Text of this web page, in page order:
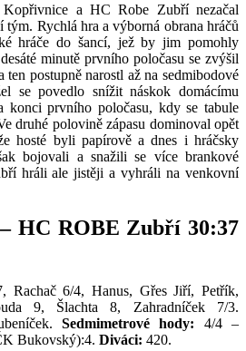
a HC Robe Zubří nezačal
Rychlá hra a výborná obrana hráčů
hráče do šancí, jež by jim pomohly
minutě prvního poločasu se zvýšil
postupně narostl až na sedmibodové
se povedlo snížit náskok domácímu
konci prvního poločasu, kdy se tabule
druhé polovině zápasu dominoval opět
hosté byli papírově a dnes i hráčsky
bojovali a snažili se více brankové
hráli ale jistěji a vyhráli na venkovní
HC ROBE Zubří 30:37
Rachač 6/4, Hanus, Gřes Jiří, Petřík,
9, Šlachta 8, Zahradníček 7/3.
Sedmimetrové hody: 4/4 –
Bukovský):4. Diváci: 420.